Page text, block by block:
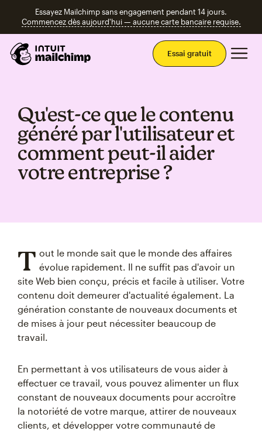
Essayez Mailchimp sans engagement pendant 14 jours.
Commencez dès aujourd'hui — aucune carte bancaire requise.
Essai gratuit
Qu'est‑ce que le contenu
généré par l'utilisateur et
comment peut‑il aider
votre entreprise ?
T out le monde sait que le monde des affaires
évolue rapidement. Il ne suffit pas d'avoir un
site Web bien conçu, précis et facile à utiliser. Votre
contenu doit demeurer d'actualité également. La
génération constante de nouveaux documents et
de mises à jour peut nécessiter beaucoup de
travail.
En permettant à vos utilisateurs de vous aider à
effectuer ce travail, vous pouvez alimenter un flux
constant de nouveaux documents pour accroître
la notoriété de votre marque, attirer de nouveaux
clients, et développer votre communauté de